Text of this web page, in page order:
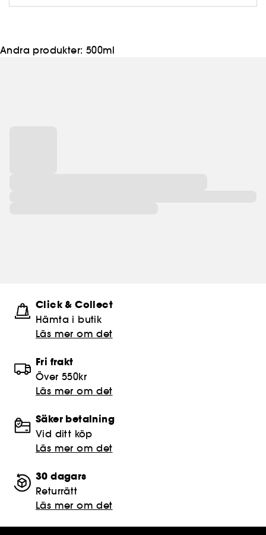
vårdande och stylande hårvårdsprodukter för alla
Andra produkter: 500ml
Click & Collect
Hämta i butik​
Läs mer om det
Fri frakt
Över 550kr
Läs mer om det
Säker betalning
Vid ditt köp
Läs mer om det
30 dagars
Returrätt
Läs mer om det